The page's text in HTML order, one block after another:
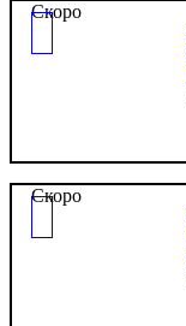
Скоро
Скоро